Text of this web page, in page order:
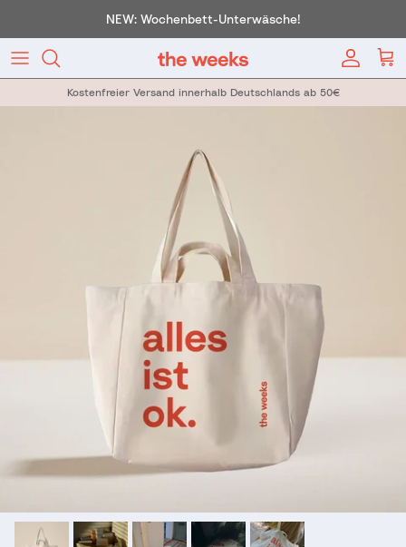
NEW: Wochenbett-Unterwäsche!
Konto
Kostenfreier Versand innerhalb Deutschlands ab 50€